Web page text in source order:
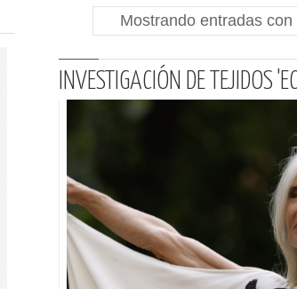
Mostrando entradas
INVESTIGACIÓN DE TEJIDOS